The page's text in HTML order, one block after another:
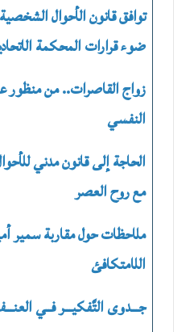
توافق قانون الأحوال
ضوء قرارات المحكمة
زواج القاصرات.. من منظور
النفسي
الحاجة إلى قانون مدني
مع روح العصر
ملاحظات حول مقاربة سمير
اللامتكافئ
جـــدوى التَّفكيـــر فــي